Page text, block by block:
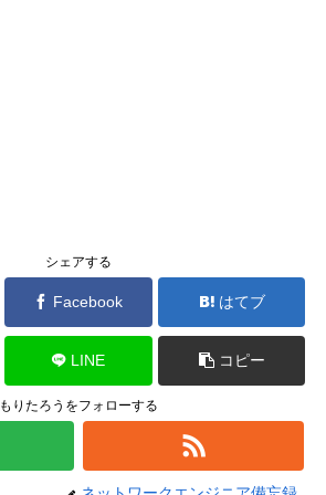
シェアする
Facebook はてブ
LINE コピー
もりたろうをフォローする